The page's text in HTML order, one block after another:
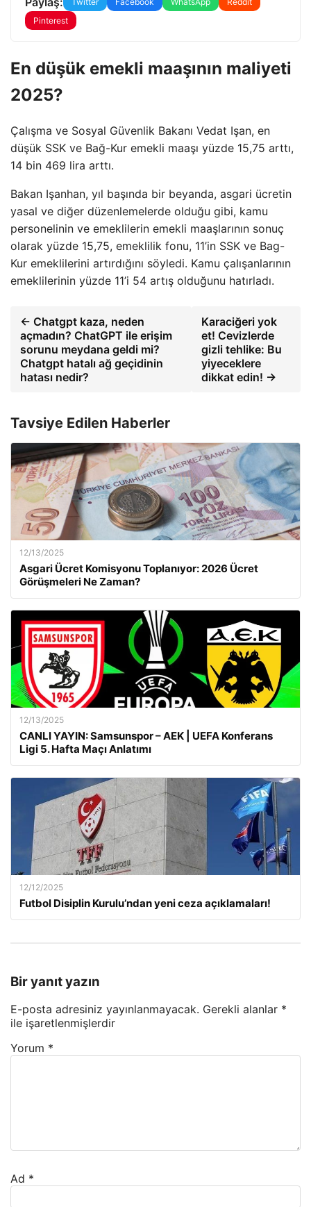
Pinterest
En düşük emekli maaşının maliyeti
2025?
Çalışma ve Sosyal Güvenlik Bakanı Vedat Işan, en
düşük SSK ve Bağ-Kur emekli maaşı yüzde 15,75 arttı,
14 bin 469 lira arttı.
Bakan Işanhan, yıl başında bir beyanda, asgari ücretin
yasal ve diğer düzenlemelerde olduğu gibi, kamu
personelinin ve emeklilerin emekli maaşlarının sonuç
olarak yüzde 15,75, emeklilik fonu, 11’in SSK ve Bag-
Kur emeklilerini artırdığını söyledi. Kamu çalışanlarının
emeklilerinin yüzde 11’i 54 artış olduğunu hatırladı.
← Chatgpt kaza, neden
açmadın? ChatGPT ile erişim
sorunu meydana geldi mi?
Chatgpt hatalı ağ geçidinin
hatası nedir?
Karaciğeri yok
et! Cevizlerde
gizli tehlike: Bu
yiyeceklere
dikkat edin! →
Tavsiye Edilen Haberler
12/13/2025
Asgari Ücret Komisyonu Toplanıyor: 2026 Ücret
Görüşmeleri Ne Zaman?
12/13/2025
CANLI YAYIN: Samsunspor – AEK | UEFA Konferans
Ligi 5. Hafta Maçı Anlatımı
12/12/2025
Futbol Disiplin Kurulu’ndan yeni ceza açıklamaları!
Bir yanıt yazın
E-posta adresiniz yayınlanmayacak. Gerekli alanlar *
ile işaretlenmişlerdir
Yorum *
Ad *